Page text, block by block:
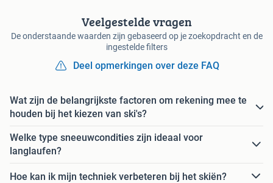
Veelgestelde vragen
De onderstaande waarden zijn gebaseerd op je zoekopdracht en de
ingestelde filters
Deel opmerkingen over deze FAQ
Wat zijn de belangrijkste factoren om rekening mee te
houden bij het kiezen van ski's?
Welke type sneeuwcondities zijn ideaal voor
langlaufen?
Hoe kan ik mijn techniek verbeteren bij het skiën?